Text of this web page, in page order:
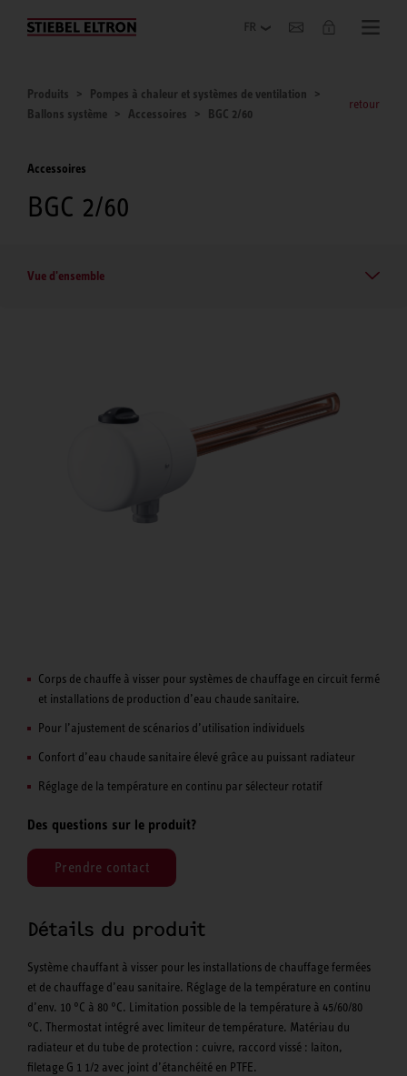
Entreprise
Produits
Pompes à chaleur et systèmes de ventilation
Ballons système
Accessoires BGC 2/60
retour
Accessoires
BGC 2/60
Vue d'ensemble
Corps de chauffe à visser pour systèmes de chauffage en circuit fermé
et installations de production d’eau chaude sanitaire.
Pour l’ajustement de scénarios d’utilisation individuels
Confort d’eau chaude sanitaire élevé grâce au puissant radiateur
Réglage de la température en continu par sélecteur rotatif
Des questions sur le produit?
Prendre contact
Détails du produit
Système chauffant à visser pour les installations de chauffage fermées
et de chauffage d’eau sanitaire. Réglage de la température en continu
d’env. 10 °C à 80 °C. Limitation possible de la température à 45/60/80
°C. Thermostat intégré avec limiteur de température. Matériau du
radiateur et du tube de protection : cuivre, raccord vissé : laiton,
filetage G 1 1/2 avec joint d’étanchéité en PTFE.